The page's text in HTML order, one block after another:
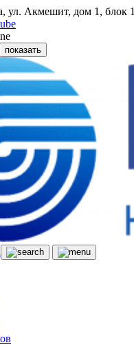
ул. Акмешит, дом 1, блок
показать